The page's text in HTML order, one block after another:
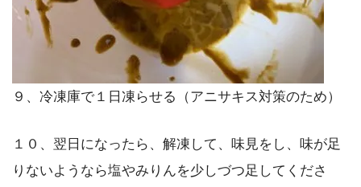
９、冷凍庫で１日凍らせる（アニサキス対策のため）
１０、翌日になったら、解凍して、味見をし、味が足
りないようなら塩やみりんを少しづつ足してくださ